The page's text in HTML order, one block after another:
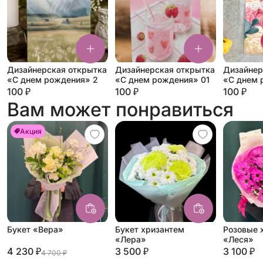
Дизайнерская открытка
«С днем рождения» 2
100 ₽
Дизайнерская открытка
«С днем рождения» 01
100 ₽
«С днем
100 ₽
Вам может понравиться
Акция
Букет «Вера»
4 230 ₽4 700 ₽
Букет хризантем
«Лера»
3 500 ₽
Розовые
«Леся»
3 100 ₽